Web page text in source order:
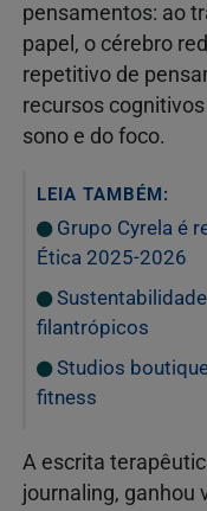
pensamentos: ao
papel, o cérebro
repetitivo de
recursos
sono e do foco.
LEIA TAMBÉM:
Grupo Cyrela é
Ética 2025-2026
filantrópicos
Studios
fitness
A escrita
journaling, ganhou